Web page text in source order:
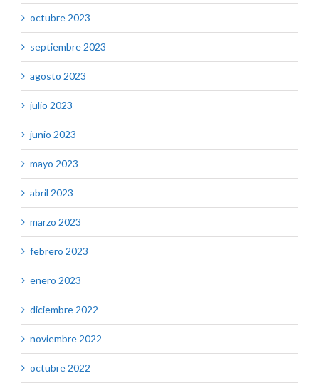
octubre 2023
septiembre 2023
agosto 2023
julio 2023
junio 2023
mayo 2023
abril 2023
marzo 2023
febrero 2023
enero 2023
diciembre 2022
noviembre 2022
octubre 2022